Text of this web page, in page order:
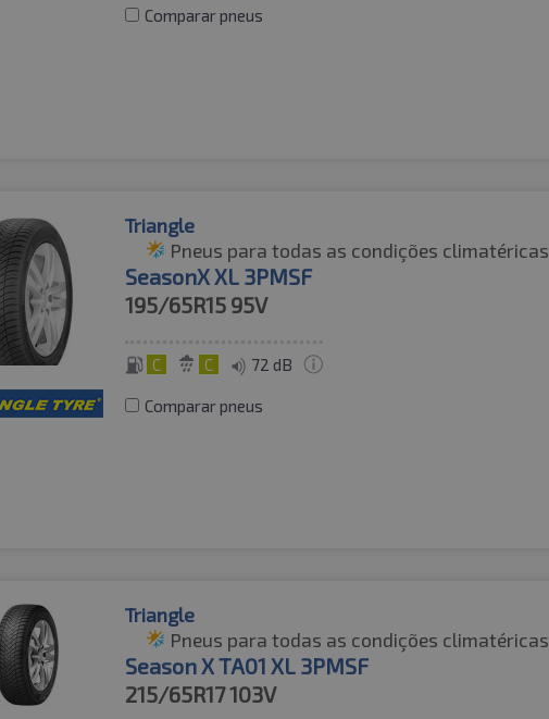
Comparar pneus
Triangle
Pneus para todas as condições climatéricas
SeasonX XL 3PMSF
195/65R15 95V
C C 72 dB
Comparar pneus
Triangle
Pneus para todas as condições climatéricas
Season X TA01 XL 3PMSF
215/65R17103V